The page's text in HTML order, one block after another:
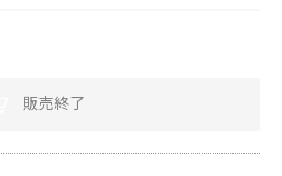
販売終了